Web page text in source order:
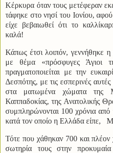
Κέρκυρα όταν τους μετέφεραν
τάφηκε στο νησί του Ιονίου,
είχε βεβαιωθεί ότι το
καλά!
Κάπως έτσι λοιπόν, γεννήθηκε
με θέμα «πρόσφυγες Άγιοι
πραγματοποιείται με την
Δεσπότης, με τις εσπερινές
στα ματωμένα χώματα της
Καππαδοκίας, της Ανατολικής
συμπληρώνονται 100 χρόνια
κατά τον οποίο η Ελλάδα είπε,
Τότε που χάθηκαν 700 και πλέον
σωτηρία τους στην